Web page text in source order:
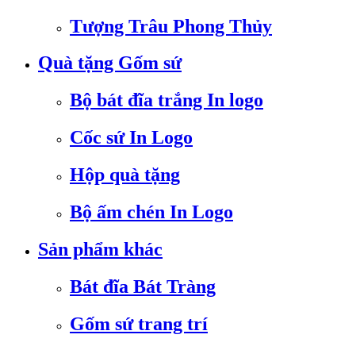
Tượng Trâu Phong Thủy
Quà tặng Gốm sứ
Bộ bát đĩa trắng In logo
Cốc sứ In Logo
Hộp quà tặng
Bộ ấm chén In Logo
Sản phẩm khác
Bát đĩa Bát Tràng
Gốm sứ trang trí